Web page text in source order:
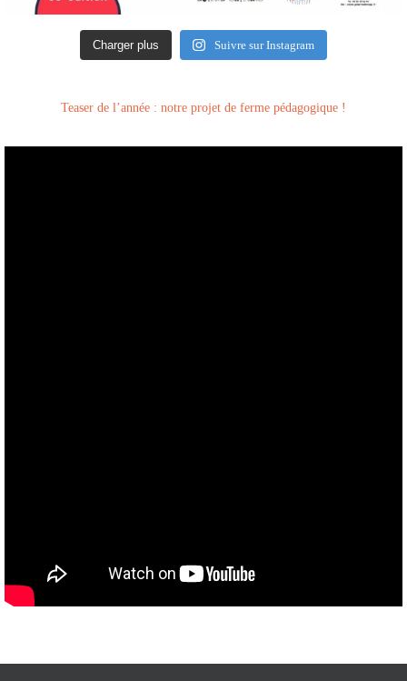
Charger plus Suivre sur Instagram
Teaser de l’année : notre projet de ferme pédagogique !